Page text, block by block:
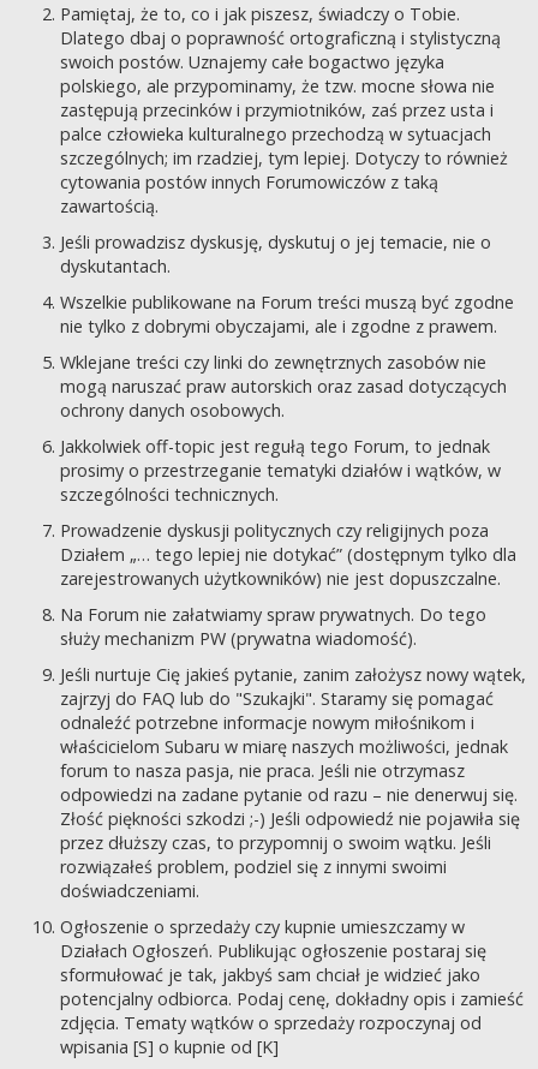
Pamiętaj, że to, co i jak piszesz, świadczy o Tobie.
Dlatego dbaj o poprawność ortograficzną i stylistyczną
swoich postów. Uznajemy całe bogactwo języka
polskiego, ale przypominamy, że tzw. mocne słowa nie
zastępują przecinków i przymiotników, zaś przez usta i
palce człowieka kulturalnego przechodzą w sytuacjach
szczególnych; im rzadziej, tym lepiej. Dotyczy to również
cytowania postów innych Forumowiczów z taką
zawartością.
Jeśli prowadzisz dyskusję, dyskutuj o jej temacie, nie o
dyskutantach.
Wszelkie publikowane na Forum treści muszą być zgodne
nie tylko z dobrymi obyczajami, ale i zgodne z prawem.
Wklejane treści czy linki do zewnętrznych zasobów nie
mogą naruszać praw autorskich oraz zasad dotyczących
ochrony danych osobowych.
Jakkolwiek off-topic jest regułą tego Forum, to jednak
prosimy o przestrzeganie tematyki działów i wątków, w
szczególności technicznych.
Prowadzenie dyskusji politycznych czy religijnych poza
Działem „… tego lepiej nie dotykać” (dostępnym tylko dla
zarejestrowanych użytkowników) nie jest dopuszczalne.
Na Forum nie załatwiamy spraw prywatnych. Do tego
służy mechanizm PW (prywatna wiadomość).
Jeśli nurtuje Cię jakieś pytanie, zanim założysz nowy wątek,
zajrzyj do FAQ lub do "Szukajki". Staramy się pomagać
odnaleźć potrzebne informacje nowym miłośnikom i
właścicielom Subaru w miarę naszych możliwości, jednak
forum to nasza pasja, nie praca. Jeśli nie otrzymasz
odpowiedzi na zadane pytanie od razu – nie denerwuj się.
Złość piękności szkodzi ;-) Jeśli odpowiedź nie pojawiła się
przez dłuższy czas, to przypomnij o swoim wątku. Jeśli
rozwiązałeś problem, podziel się z innymi swoimi
doświadczeniami.
Ogłoszenie o sprzedaży czy kupnie umieszczamy w
Działach Ogłoszeń. Publikując ogłoszenie postaraj się
sformułować je tak, jakbyś sam chciał je widzieć jako
potencjalny odbiorca. Podaj cenę, dokładny opis i zamieść
zdjęcia. Tematy wątków o sprzedaży rozpoczynaj od
wpisania [S] o kupnie od [K]